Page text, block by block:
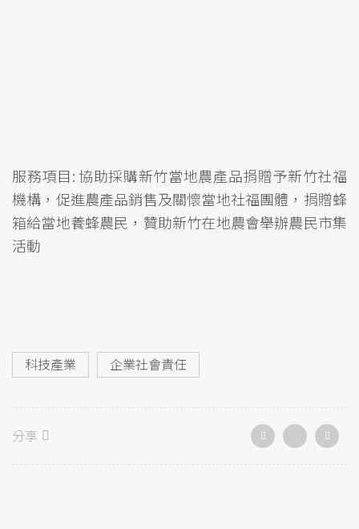
服務項目: 協助採購新竹當地農產品捐贈予新竹社福
機構，促進農產品銷售及關懷當地社福團體，捐贈蜂
箱給當地養蜂農民，贊助新竹在地農會舉辦農民市集
活動
科技產業 企業社會責任
分享